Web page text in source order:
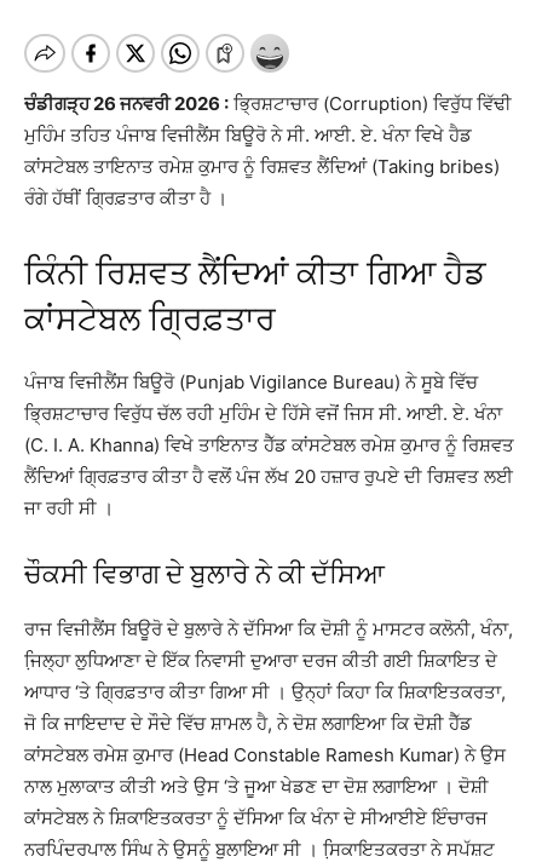
ਚੰਡੀਗੜ੍ਹ 26 ਜਨਵਰੀ 2026 : ਭ੍ਰਿਸ਼ਟਾਚਾਰ (Corruption) ਵਿਰੁੱਧ ਵਿੱਢੀ
ਮੁਹਿੰਮ ਤਹਿਤ ਪੰਜਾਬ ਵਿਜੀਲੈਂਸ ਬਿਊਰੋ ਨੇ ਸੀ. ਆਈ. ਏ. ਖੰਨਾ ਵਿਖੇ ਹੈਡ
ਕਾਂਸਟੇਬਲ ਤਾਇਨਾਤ ਰਮੇਸ਼ ਕੁਮਾਰ ਨੂੰ ਰਿਸ਼ਵਤ ਲੈਂਦਿਆਂ (Taking bribes)
ਰੰਗੇ ਹੱਥੀਂ ਗ੍ਰਿਫ਼ਤਾਰ ਕੀਤਾ ਹੈ ।
ਕਿੰਨੀ ਰਿਸ਼ਵਤ ਲੈਂਦਿਆਂ ਕੀਤਾ ਗਿਆ ਹੈਡ
ਕਾਂਸਟੇਬਲ ਗ੍ਰਿਫ਼ਤਾਰ
ਪੰਜਾਬ ਵਿਜੀਲੈਂਸ ਬਿਊਰੋ (Punjab Vigilance Bureau) ਨੇ ਸੂਬੇ ਵਿੱਚ
ਭ੍ਰਿਸ਼ਟਾਚਾਰ ਵਿਰੁੱਧ ਚੱਲ ਰਹੀ ਮੁਹਿੰਮ ਦੇ ਹਿੱਸੇ ਵਜੋਂ ਜਿਸ ਸੀ. ਆਈ. ਏ. ਖੰਨਾ
(C. I. A. Khanna) ਵਿਖੇ ਤਾਇਨਾਤ ਹੈੱਡ ਕਾਂਸਟੇਬਲ ਰਮੇਸ਼ ਕੁਮਾਰ ਨੂੰ ਰਿਸ਼ਵਤ
ਲੈਂਦਿਆਂ ਗ੍ਰਿਫ਼ਤਾਰ ਕੀਤਾ ਹੈ ਵਲੋਂ ਪੰਜ ਲੱਖ 20 ਹਜ਼ਾਰ ਰੁਪਏ ਦੀ ਰਿਸ਼ਵਤ ਲਈ
ਜਾ ਰਹੀ ਸੀ ।
ਚੌਕਸੀ ਵਿਭਾਗ ਦੇ ਬੁਲਾਰੇ ਨੇ ਕੀ ਦੱਸਿਆ
ਰਾਜ ਵਿਜੀਲੈਂਸ ਬਿਊਰੋ ਦੇ ਬੁਲਾਰੇ ਨੇ ਦੱਸਿਆ ਕਿ ਦੋਸ਼ੀ ਨੂੰ ਮਾਸਟਰ ਕਲੋਨੀ, ਖੰਨਾ,
ਜਿ਼ਲ੍ਹਾ ਲੁਧਿਆਣਾ ਦੇ ਇੱਕ ਨਿਵਾਸੀ ਦੁਆਰਾ ਦਰਜ ਕੀਤੀ ਗਈ ਸ਼ਿਕਾਇਤ ਦੇ
ਆਧਾਰ ‘ਤੇ ਗ੍ਰਿਫ਼ਤਾਰ ਕੀਤਾ ਗਿਆ ਸੀ । ਉਨ੍ਹਾਂ ਕਿਹਾ ਕਿ ਸ਼ਿਕਾਇਤਕਰਤਾ,
ਜੋ ਕਿ ਜਾਇਦਾਦ ਦੇ ਸੌਦੇ ਵਿੱਚ ਸ਼ਾਮਲ ਹੈ, ਨੇ ਦੋਸ਼ ਲਗਾਇਆ ਕਿ ਦੋਸ਼ੀ ਹੈੱਡ
ਕਾਂਸਟੇਬਲ ਰਮੇਸ਼ ਕੁਮਾਰ (Head Constable Ramesh Kumar) ਨੇ ਉਸ
ਨਾਲ ਮੁਲਾਕਾਤ ਕੀਤੀ ਅਤੇ ਉਸ ‘ਤੇ ਜੂਆ ਖੇਡਣ ਦਾ ਦੋਸ਼ ਲਗਾਇਆ । ਦੋਸ਼ੀ
ਕਾਂਸਟੇਬਲ ਨੇ ਸ਼ਿਕਾਇਤਕਰਤਾ ਨੂੰ ਦੱਸਿਆ ਕਿ ਖੰਨਾ ਦੇ ਸੀਆਈਏ ਇੰਚਾਰਜ
ਨਰਪਿੰਦਰਪਾਲ ਸਿੰਘ ਨੇ ਉਸਨੂੰ ਬੁਲਾਇਆ ਸੀ । ਸਿ਼ਕਾਇਤਕਰਤਾ ਨੇ ਸਪੱਸ਼ਟ